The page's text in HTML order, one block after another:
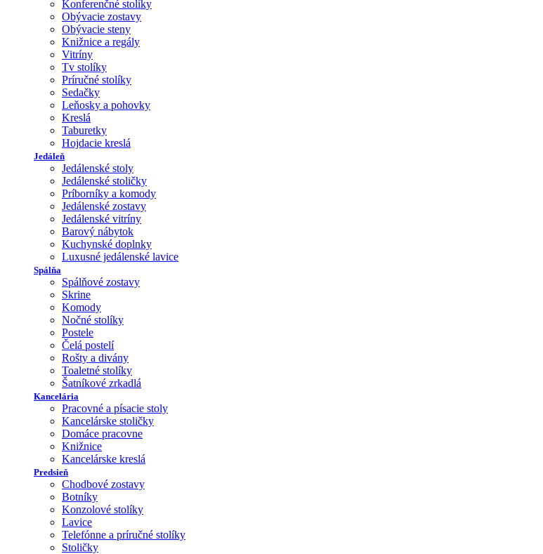
Konferenčné stolíky
Obývacie zostavy
Obývacie steny
Knižnice a regály
Vitríny
Tv stolíky
Príručné stolíky
Sedačky
Leňosky a pohovky
Kreslá
Taburetky
Hojdacie kreslá
Jedáleň
Jedálenské stoly
Jedálenské stoličky
Príborníky a komody
Jedálenské zostavy
Jedálenské vitríny
Barový nábytok
Kuchynské doplnky
Luxusné jedálenské lavice
Spálňa
Spálňové zostavy
Skrine
Komody
Nočné stolíky
Postele
Čelá postelí
Rošty a divány
Toaletné stolíky
Šatníkové zrkadlá
Kancelária
Pracovné a písacie stoly
Kancelárske stoličky
Domáce pracovne
Knižnice
Kancelárske kreslá
Predsieň
Chodbové zostavy
Botníky
Konzolové stolíky
Lavice
Telefónne a príručné stolíky
Stoličky